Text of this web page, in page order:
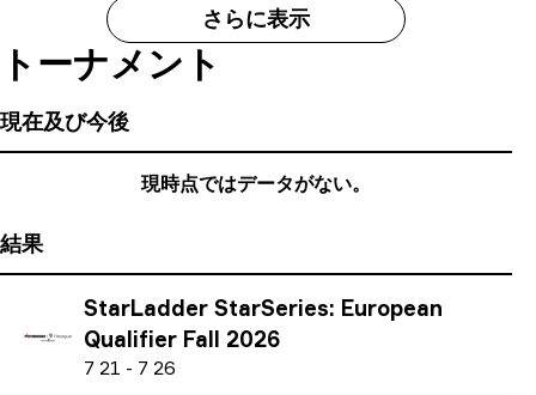
さらに表示
トーナメント
現在及び今後
現時点ではデータがない。
結果
StarLadder StarSeries: European
Qualifier Fall 2026
7 21 - 7 26